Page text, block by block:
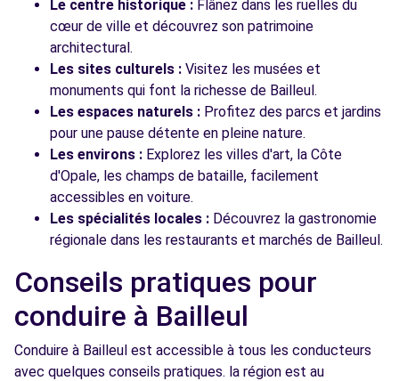
Le centre historique : Flânez dans les ruelles du
cœur de ville et découvrez son patrimoine
architectural.
Les sites culturels : Visitez les musées et
monuments qui font la richesse de Bailleul.
Les espaces naturels : Profitez des parcs et jardins
pour une pause détente en pleine nature.
Les environs : Explorez les villes d'art, la Côte
d'Opale, les champs de bataille, facilement
accessibles en voiture.
Les spécialités locales : Découvrez la gastronomie
régionale dans les restaurants et marchés de Bailleul.
Conseils pratiques pour
conduire à Bailleul
Conduire à Bailleul est accessible à tous les conducteurs
avec quelques conseils pratiques. la région est au